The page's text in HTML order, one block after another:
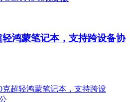
鸿蒙笔记本，支持跨设备协